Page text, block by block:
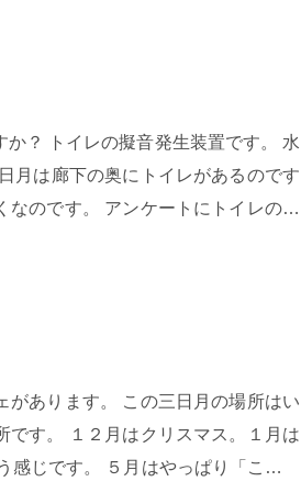
？ トイレの擬音発生装置です。 水
月は廊下の奥にトイレがあるのです
なのです。 アンケートにトイレの音
があります。 この三日月の場所はい
です。 １２月はクリスマス。１月は
じです。 ５月はやっぱり「こいの